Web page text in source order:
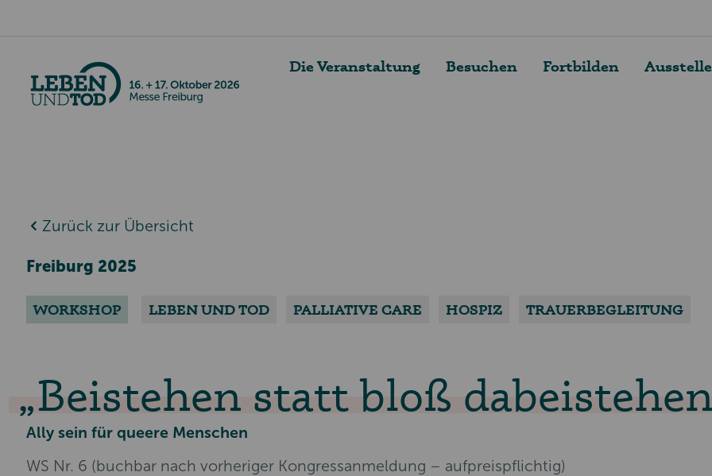
Die Veranstaltung Besuchen Fortbilden
Zurück zur Übersicht
Freiburg 2025
WORKSHOP LEBEN UND TOD PALLIATIVE CARE HOSPIZ TRAUERBEGLEITUNG
Beistehen statt bloß
Ally sein für queere Menschen
WS Nr. 6 (buchbar nach vorheriger Kongressanmeldung – aufpreispflichtig)